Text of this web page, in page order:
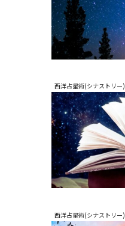
西洋占星術(シナストリー)
西洋占星術(シナストリー)